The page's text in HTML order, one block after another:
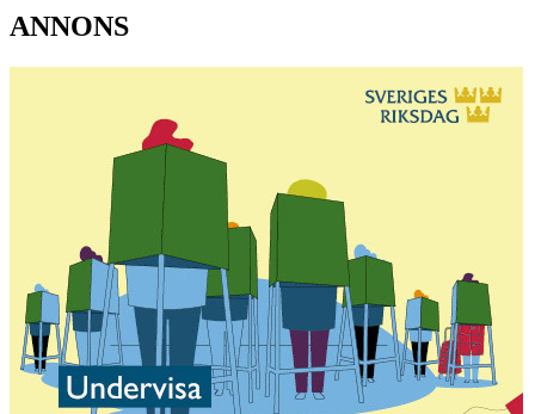
ANNONS